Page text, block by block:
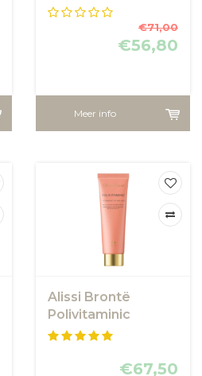
Ampoules
€71,00
€56,80
Meer info
Alissi Brontë
Polivitaminic
Bubble Masker
€67,50